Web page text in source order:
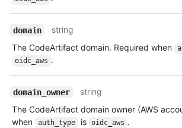
domain
string
The CodeArtifact domain. Required when
oidc_aws .
domain_owner
string
The CodeArtifact domain owner (AWS
when
auth_type is oidc_aws .